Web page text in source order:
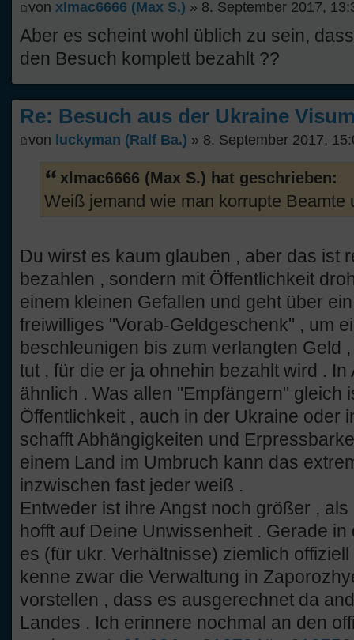
von xlmac6666 (Max S.) » 8. September 2017,
Aber es scheint wohl üblich zu sein,
den Besuch komplett bezahlt ??
Re: Besuch aus der Ukraine
von luckyman (Ralf Ba.) » 8. September 2017,
xlmac6666 (Max S.) hat geschrieben:
Weiß jemand wie man korrupte Beamte
Du wirst es kaum glauben , aber das ist
bezahlen , sondern mit Öffentlichkeit
einem kleinen Gefallen und geht über
freiwilliges "Vorab-Geldgeschenk" , um
beschleunigen bis zum verlangten Geld
tut , für die er ja ohnehin bezahlt wird .
ähnlich . Was allen "Empfängern" gleich
Öffentlichkeit , auch in der Ukraine oder
schafft Abhängigkeiten und
einem Land im Umbruch kann das
inzwischen fast jeder weiß .
Entweder ist ihre Angst noch größer ,
hofft auf Deine Unwissenheit . Gerade
es (für ukr. Verhältnisse) ziemlich
kenne zwar die Verwaltung in
vorstellen , dass es ausgerechnet da
Landes . Ich erinnere nochmal an den